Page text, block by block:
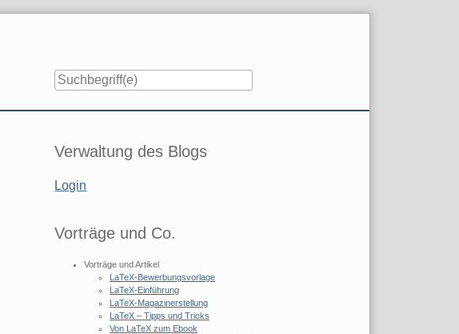
Seitenleiste
Verwaltung des Blogs
Login
Vorträge und Co.
Vorträge und Artikel
LaTeX-Bewerbungsvorlage
LaTeX-Einführung
LaTeX-Magazinerstellung
LaTeX – Tipps und Tricks
Von LaTeX zum Ebook